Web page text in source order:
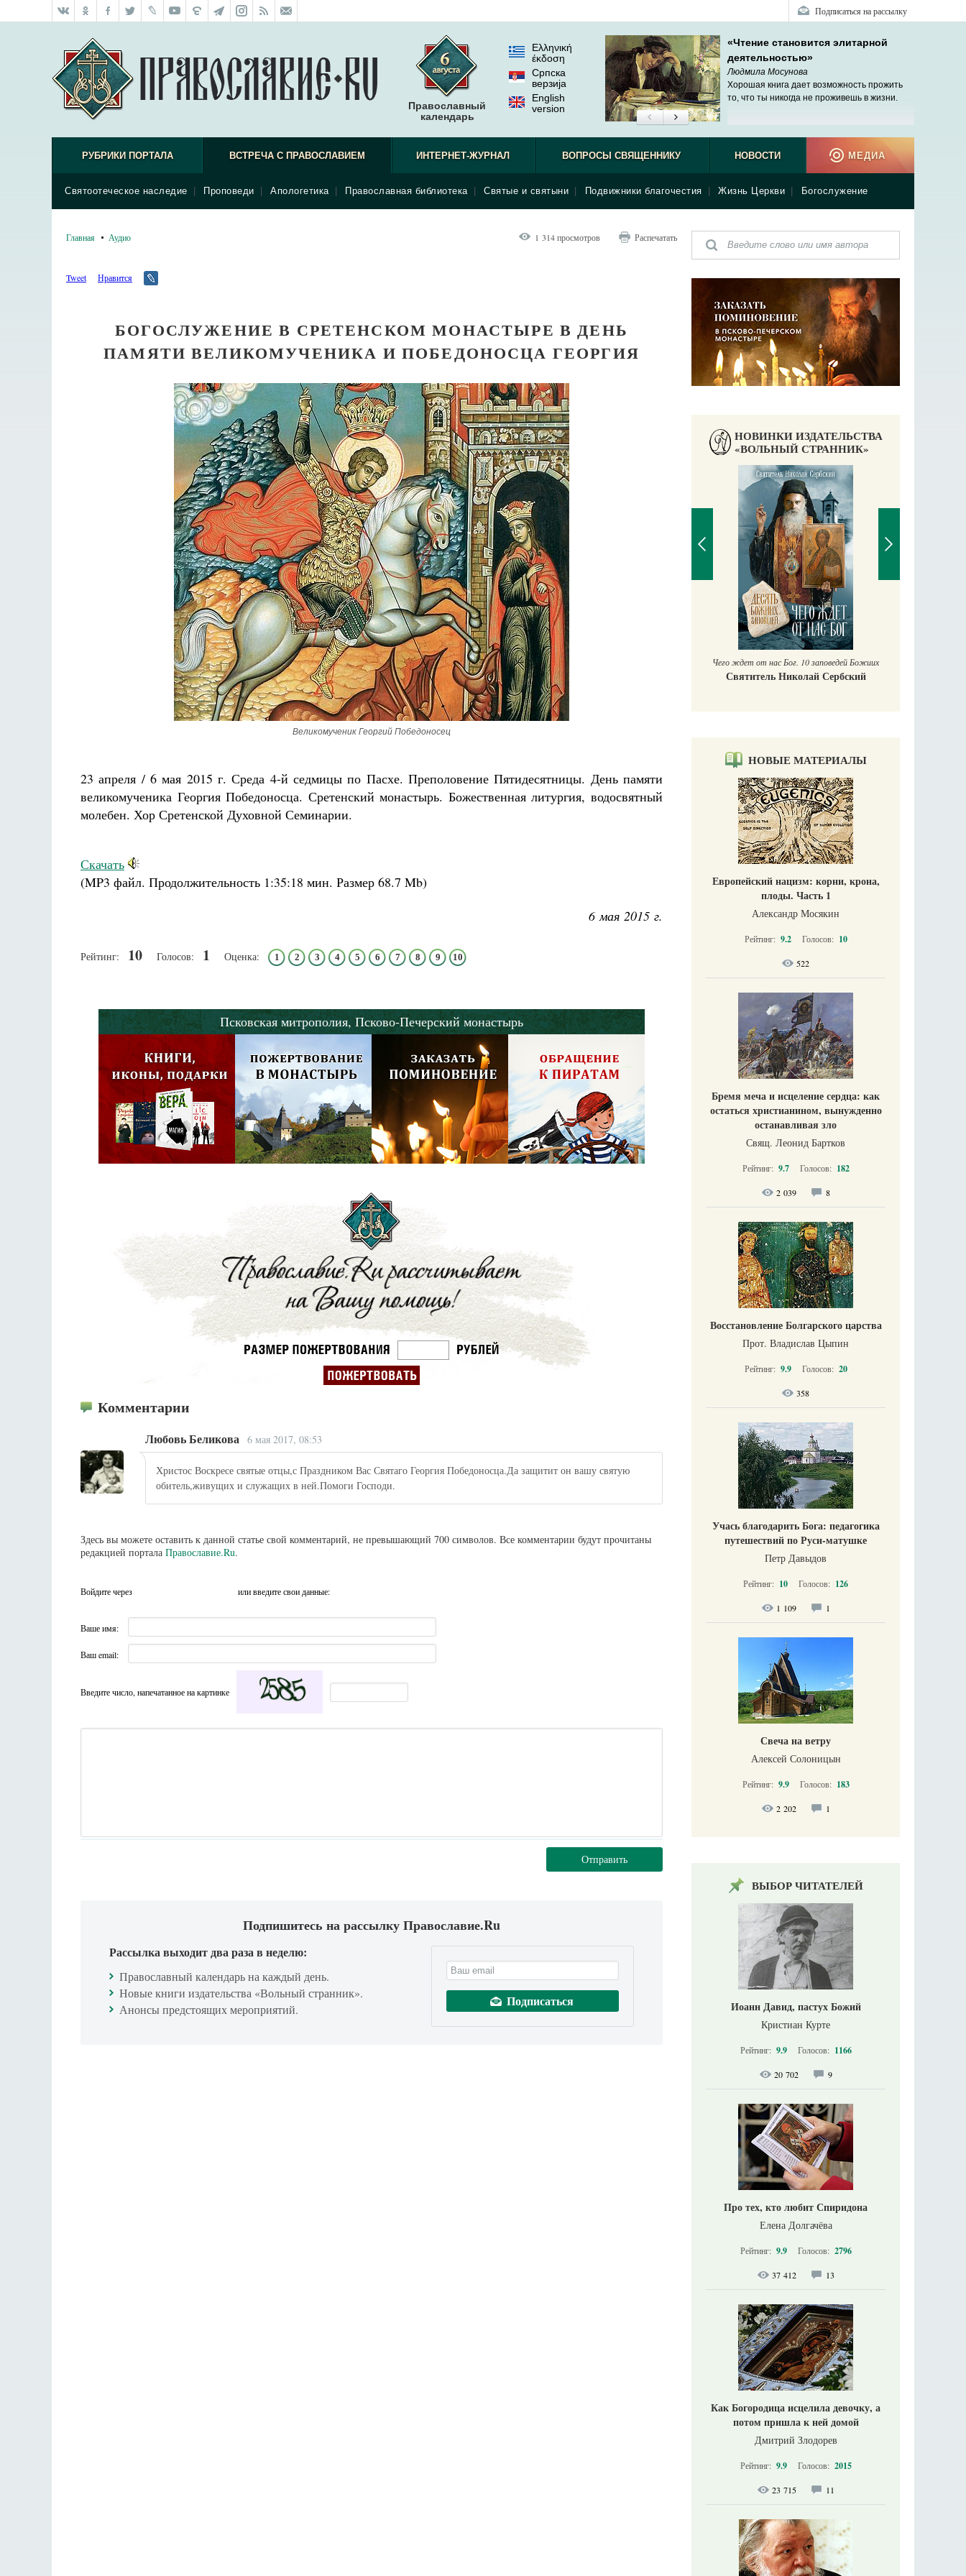
Подписаться на рассылку
Православный
календарь
Ελληνική
έκδοση
Српска
верзиjа
English
version
«Чтение становится элитарной
деятельностью»
Людмила Мосунова
Хорошая книга дает возможность прожить
то, что ты никогда не проживешь в жизни.
РУБРИКИ ПОРТАЛА ВСТРЕЧА С ПРАВОСЛАВИЕМ
Святоотеческое наследие Проповеди Апологетика Православная библиотека Святые и святыни Подвижники благочестия Жизнь Церкви Богослужение
ИНТЕРНЕТ-ЖУРНАЛ ВОПРОСЫ СВЯЩЕННИКУ НОВОСТИ МЕДИА
Главная Аудио 1 314 просмотров Распечатать
Tweet Нравится
БОГОСЛУЖЕНИЕ В СРЕТЕНСКОМ МОНАСТЫРЕ В ДЕНЬ
ПАМЯТИ ВЕЛИКОМУЧЕНИКА И ПОБЕДОНОСЦА ГЕОРГИЯ
Великомученик Георгий Победоносец
23 апреля / 6 мая 2015 г. Среда 4-й седмицы по Пасхе. Преполовение Пятидесятницы. День памяти
великомученика Георгия Победоносца. Сретенский монастырь. Божественная литургия, водосвятный
молебен. Хор Сретенской Духовной Семинарии.
Скачать
(MP3 файл. Продолжительность 1:35:18 мин. Размер 68.7 Mb)
6 мая 2015 г.
Рейтинг: 10 Голосов: 1 Оценка: 1 2 3 4 5 6 7 8 9 10
Псковская митрополия, Псково-Печерский монастырь
Комментарии
Любовь Беликова 6 мая 2017, 08:53
Христос Воскресе святые отцы,с Праздником Вас Святаго Георгия Победоносца.Да защитит он вашу святую
обитель,живущих и служащих в ней.Помоги Господи.
Здесь вы можете оставить к данной статье свой комментарий, не превышающий 700 символов. Все комментарии будут прочитаны
редакцией портала Православие.Ru.
Войдите через или введите свои данные:
Ваше имя:
Ваш email:
Введите число, напечатанное на картинке
Отправить
Подпишитесь на рассылку Православие.Ru
Рассылка выходит два раза в неделю:
Православный календарь на каждый день.
Новые книги издательства «Вольный странник».
Анонсы предстоящих мероприятий.
НОВИНКИ ИЗДАТЕЛЬСТВА
«ВОЛЬНЫЙ СТРАННИК»
Разлуки не будет
Фредерика де Грааф Как найти своё место в жизни
Кирилл Мурышев
Великомученик Георгий Победоносец. Научись у
Роман Котов Чего ждет от нас Бог. 10 заповедей Божиих
Святитель Николай Сербский
НОВЫЕ МАТЕРИАЛЫ
Европейский нацизм: корни, крона,
плоды. Часть 1
Александр Мосякин
Рейтинг: 9.2 Голосов: 10
522
Бремя меча и исцеление сердца: как
остаться христианином, вынужденно
останавливая зло
Свящ. Леонид Бартков
Рейтинг: 9.7 Голосов: 182
2 039 8
Восстановление Болгарского царства
Прот. Владислав Цыпин
Рейтинг: 9.9 Голосов: 20
358
Учась благодарить Бога: педагогика
путешествий по Руси-матушке
Петр Давыдов
Рейтинг: 10 Голосов: 126
1 109 1
Свеча на ветру
Алексей Солоницын
Рейтинг: 9.9 Голосов: 183
2 202 1
ВЫБОР ЧИТАТЕЛЕЙ
Иоанн Давид, пастух Божий
Кристиан Курте
Рейтинг: 9.9 Голосов: 1166
20 702 9
Про тех, кто любит Спиридона
Елена Долгачёва
Рейтинг: 9.9 Голосов: 2796
37 412 13
Как Богородица исцелила девочку, а
потом пришла к ней домой
Дмитрий Злодорев
Рейтинг: 9.9 Голосов: 2015
23 715 11